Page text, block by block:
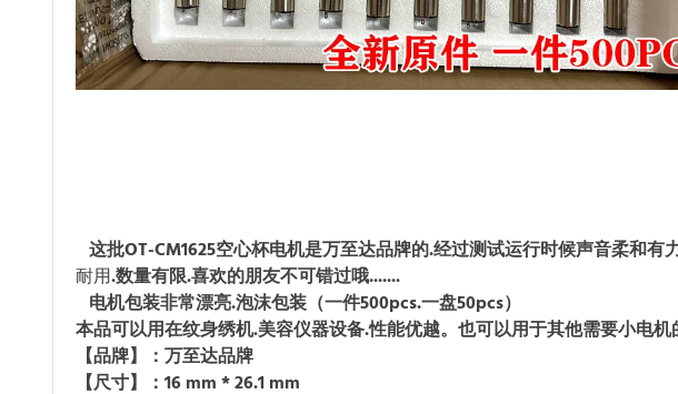
这批OT-CM1625空心杯电机是万至达品牌的.经过测试运行时候声音柔和
耐用.数量有限.喜欢的朋友不可错过哦.......
电机包装非常漂亮.泡沫包装（一件500pcs.一盘50pcs）
本品可以用在纹身绣机.美容仪器设备.性能优越。也可以用于其他需要小电机
【品牌】：万至达品牌
【尺寸】：16 mm * 26.1 mm